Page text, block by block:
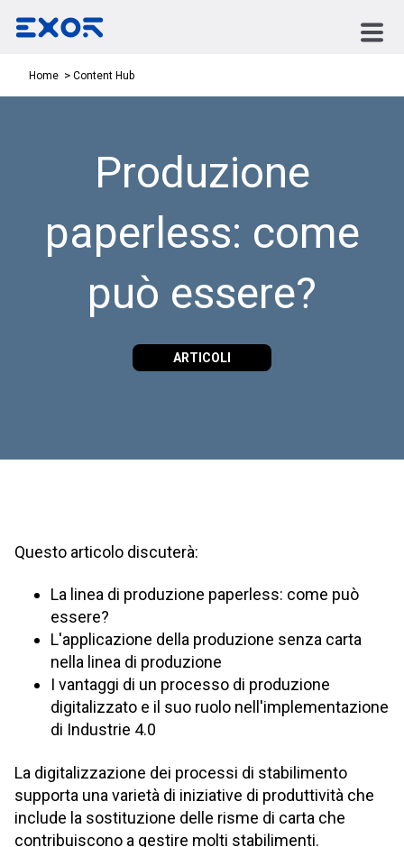
Home Content Hub
Produzione
paperless: come
può essere?
ARTICOLI
Questo articolo discuterà:
La linea di produzione paperless: come può
essere?
L'applicazione della produzione senza carta
nella linea di produzione
I vantaggi di un processo di produzione
digitalizzato e il suo ruolo nell'implementazione
di Industrie 4.0
La digitalizzazione dei processi di stabilimento
supporta una varietà di iniziative di produttività che
include la sostituzione delle risme di carta che
contribuiscono a gestire molti stabilimenti.